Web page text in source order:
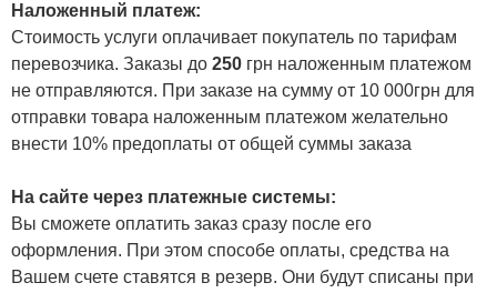
Наложенный платеж:
Стоимость услуги оплачивает покупатель по тарифам
перевозчика. Заказы до 250 грн наложенным платежом
не отправляются. При заказе на сумму от 10 000грн для
отправки товара наложенным платежом желательно
внести 10% предоплаты от общей суммы заказа
На сайте через платежные системы:
Вы сможете оплатить заказ сразу после его
оформления. При этом способе оплаты, средства на
Вашем счете ставятся в резерв. Они будут списаны при